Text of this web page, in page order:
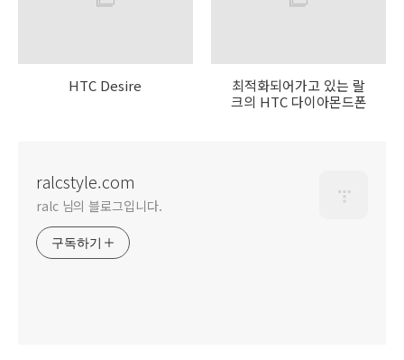
HTC Desire
최적화되어가고 있는 랄
크의 HTC 다이아몬드폰
ralcstyle.com
ralc 님의 블로그입니다.
구독하기